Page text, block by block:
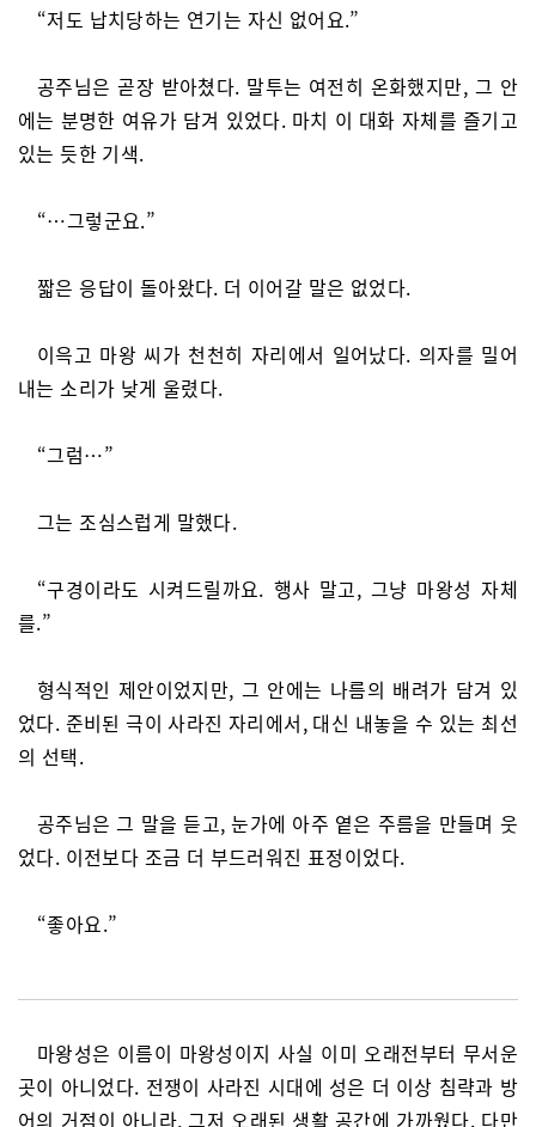
“저도 납치당하는 연기는 자신 없어요.”
공주님은 곧장 받아쳤다. 말투는 여전히 온화했지만, 그 안
에는 분명한 여유가 담겨 있었다. 마치 이 대화 자체를 즐기고
있는 듯한 기색.
“…그렇군요.”
짧은 응답이 돌아왔다. 더 이어갈 말은 없었다.
이윽고 마왕 씨가 천천히 자리에서 일어났다. 의자를 밀어
내는 소리가 낮게 울렸다.
“그럼…”
그는 조심스럽게 말했다.
“구경이라도 시켜드릴까요. 행사 말고, 그냥 마왕성 자체
를.”
형식적인 제안이었지만, 그 안에는 나름의 배려가 담겨 있
었다. 준비된 극이 사라진 자리에서, 대신 내놓을 수 있는 최선
의 선택.
공주님은 그 말을 듣고, 눈가에 아주 옅은 주름을 만들며 웃
었다. 이전보다 조금 더 부드러워진 표정이었다.
“좋아요.”
마왕성은 이름이 마왕성이지 사실 이미 오래전부터 무서운
곳이 아니었다. 전쟁이 사라진 시대에 성은 더 이상 침략과 방
어의 거점이 아니라, 그저 오래된 생활 공간에 가까웠다. 다만